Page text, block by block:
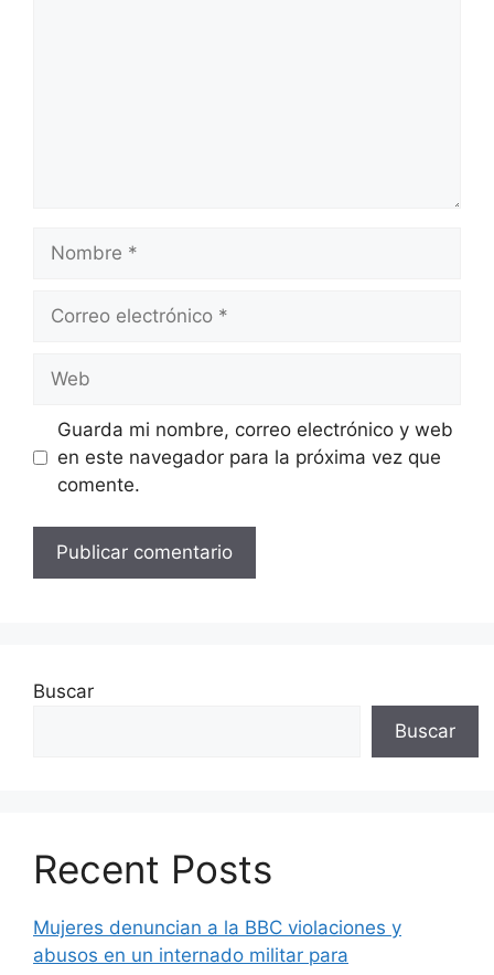
electrónico
Guarda mi nombre, correo electrónico y web
en este navegador para la próxima vez que
comente.
Buscar
Buscar
Recent Posts
Mujeres denuncian a la BBC violaciones y
abusos en un internado militar para